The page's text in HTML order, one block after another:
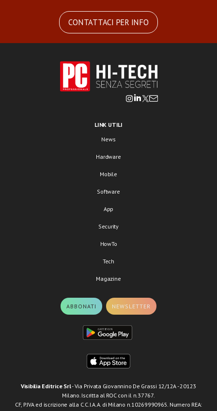
CONTATTACI PER INFO
LINK UTILI
News
Hardware
Mobile
Software
App
Security
HowTo
Tech
Magazine
ABBONATI NEWSLETTER
Visibilia Editrice Srl- Via Privata Giovannino De Grassi 12/12A - 20123
Milano. Iscritta al ROC con il n.37767.
CF, P.IVA ed iscrizione alla C.C.I.A.A. di Milano n.10269990965. Numero REA: